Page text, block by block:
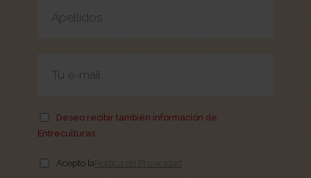
Deseo recibir también información de
Entreculturas
Acepto laPolítica de Privacidad